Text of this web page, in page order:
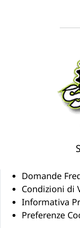
Domande
Condizioni di
Informativa
Preferenze